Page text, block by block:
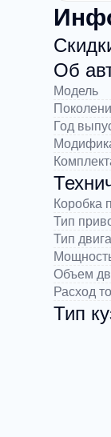
Об
Модель
Год
Коробка
Тип
Тип
Объем
Расход
Тип